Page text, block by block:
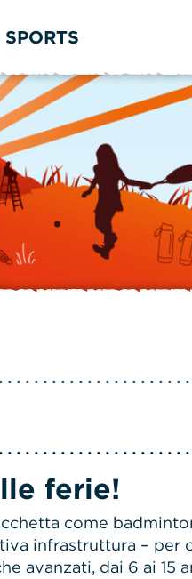
SPORTS
ferie!
come
infrastruttura – per
avanzati, dai 6 ai 15